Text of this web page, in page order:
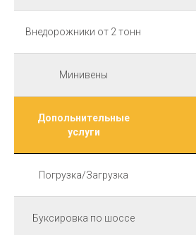
Внедорожники от 2 тонн
Минивены
Допольнительные
услуги
Погрузка/Загрузка
Буксировка по шоссе